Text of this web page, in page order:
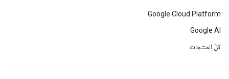
Google Cloud Platform
Google AI
كلّ المنتجات